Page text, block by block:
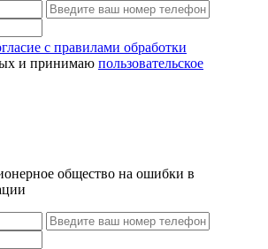
с правилами обработки
и принимаю пользовательское
общество на ошибки в